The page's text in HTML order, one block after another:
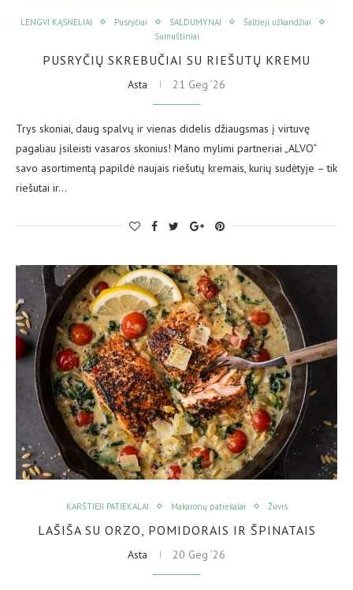
LENGVI KĄSNELIAI Pusryčiai SALDUMYNAI
Šaltieji užkandžiai
Sumuštiniai
PUSRYČIŲ SKREBUČIAI SU RIEŠUTŲ KREMU
Asta 21 Geg ’26
Trys skoniai, daug spalvų ir vienas didelis džiaugsmas į virtuvę
pagaliau įsileisti vasaros skonius! Mano mylimi partneriai „ALVO“
savo asortimentą papildė naujais riešutų kremais, kurių sudėtyje – tik
riešutai ir…
KARŠTIEJI PATIEKALAI Makaronų patiekalai Žuvis
LAŠIŠA SU ORZO, POMIDORAIS IR ŠPINATAIS
Asta 20 Geg ’26